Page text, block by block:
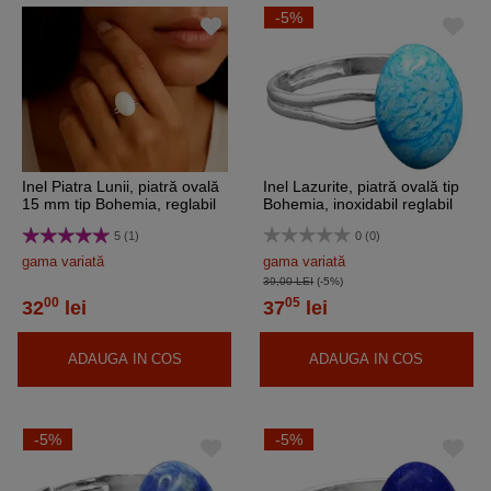
Inel Piatra Lunii, piatră ovală
15 mm tip Bohemia, reglabil
inoxidabil
5 (1)
gama variată
3200 lei
ADAUGA IN COS
-5%
Inel Lazurite, piatră ovală tip
Bohemia, inoxidabil reglabil
0 (0)
gama variată
39,00 LEI(-5%)
3705 lei
ADAUGA IN COS
-5% -5%